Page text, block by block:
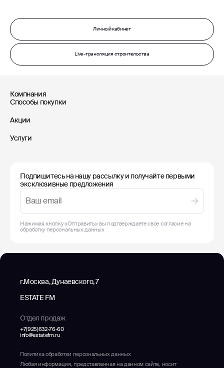
Личный кабинет
Live-трансляция строительства
Компнания
Способы покупки
Акции
Услуги
Подпишитесь на нашу рассылку и получайте первыми
эксклюзивные предложения
Нажимая кнопку «Отправить» вы подтверждаете свое согласие на
обработку персональных данных
г.Москва, Дунаевского, 7
ESTATE FM
Отдел продаж
+7(925)632-76-60
info@estatefm.ru
Политика обработки персональных данных
Любая информация, представленная на данном сайте, носит